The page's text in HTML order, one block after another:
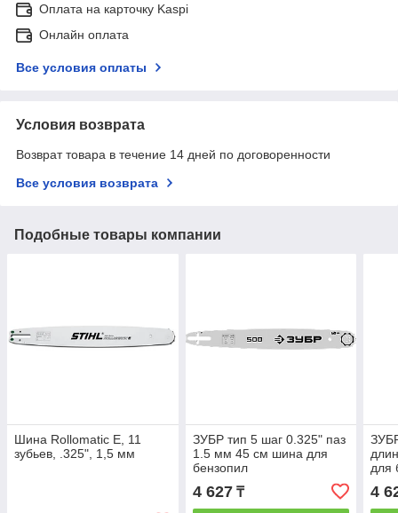
Оплата на карточку Kaspi
Онлайн оплата
Все условия оплаты
Условия возврата
Возврат товара в течение 14 дней по договоренности
Все условия возврата
Подобные товары компании
Шина Rollomatic E, 11
зубьев, .325", 1,5 мм
ЗУБР тип 5 шаг 0.325" паз
1.5 мм 45 см шина для
бензопил
4 627₸
для
4